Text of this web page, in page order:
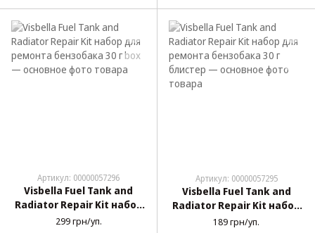
Артикул: 00000057296
Visbella Fuel Tank and
Radiator Repair Kit набор
для ремонта бензобака
299 грн/уп.
Артикул: 00000057295
Visbella Fuel Tank and
Radiator Repair Kit набор
для ремонта бензобака
189 грн/уп.